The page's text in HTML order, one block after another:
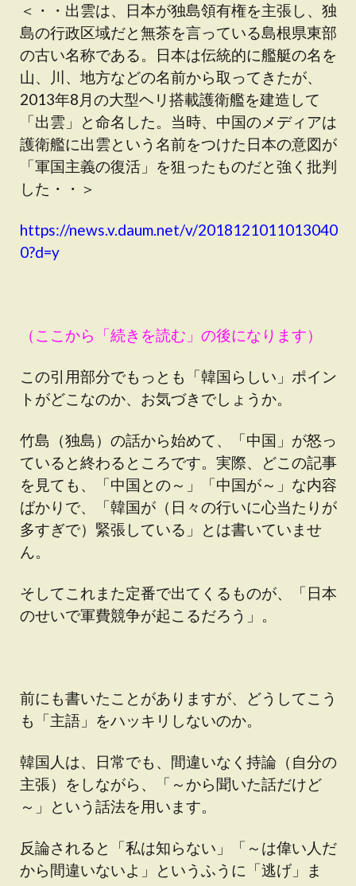
＜・・出雲は、日本が独島領有権を主張し、独
島の行政区域だと無茶を言っている島根県東部
の古い名称である。日本は伝統的に艦艇の名を
山、川、地方などの名前から取ってきたが、
2013年8月の大型ヘリ搭載護衛艦を建造して
「出雲」と命名した。当時、中国のメディアは
護衛艦に出雲という名前をつけた日本の意図が
「軍国主義の復活」を狙ったものだと強く批判
した・・＞
https://news.v.daum.net/v/2018121011013040
0?d=y
（ここから「続きを読む」の後になります）
この引用部分でもっとも「韓国らしい」ポイン
トがどこなのか、お気づきでしょうか。
竹島（独島）の話から始めて、「中国」が怒っ
ていると終わるところです。実際、どこの記事
を見ても、「中国との～」「中国が～」な内容
ばかりで、「韓国が（日々の行いに心当たりが
多すぎで）緊張している」とは書いていませ
ん。
そしてこれまた定番で出てくるものが、「日本
のせいで軍費競争が起こるだろう」。
前にも書いたことがありますが、どうしてこう
も「主語」をハッキリしないのか。
韓国人は、日常でも、間違いなく持論（自分の
主張）をしながら、「～から聞いた話だけど
～」という話法を用います。
反論されると「私は知らない」「～は偉い人だ
から間違いないよ」というふうに「逃げ」ま